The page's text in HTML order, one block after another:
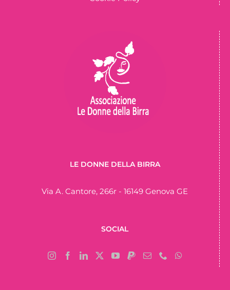
LE DONNE DELLA BIRRA
Via A. Cantore, 266r - 16149 Genova GE
SOCIAL